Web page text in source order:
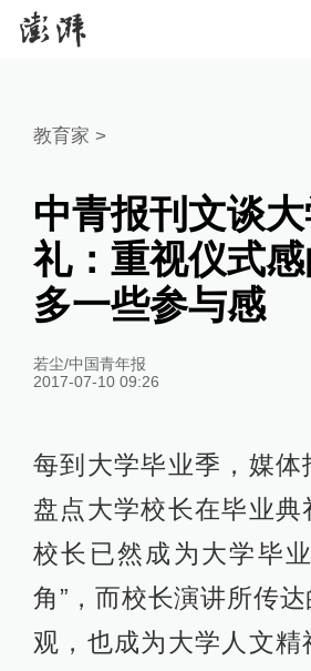
教育家 >
中青报刊文谈
礼：重视仪式
多一些参与感
若尘/中国青年报
2017-07-10 09:26
每到大学毕业季，媒体
盘点大学校长在毕业典
校长已然成为大学毕
角”，而校长演讲所传
观，也成为大学人文精